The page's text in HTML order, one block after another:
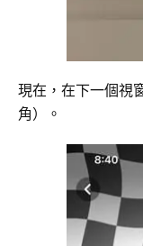
現在，在下一個視
角）。